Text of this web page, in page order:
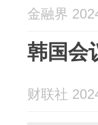
金融界
韩国会
财联社